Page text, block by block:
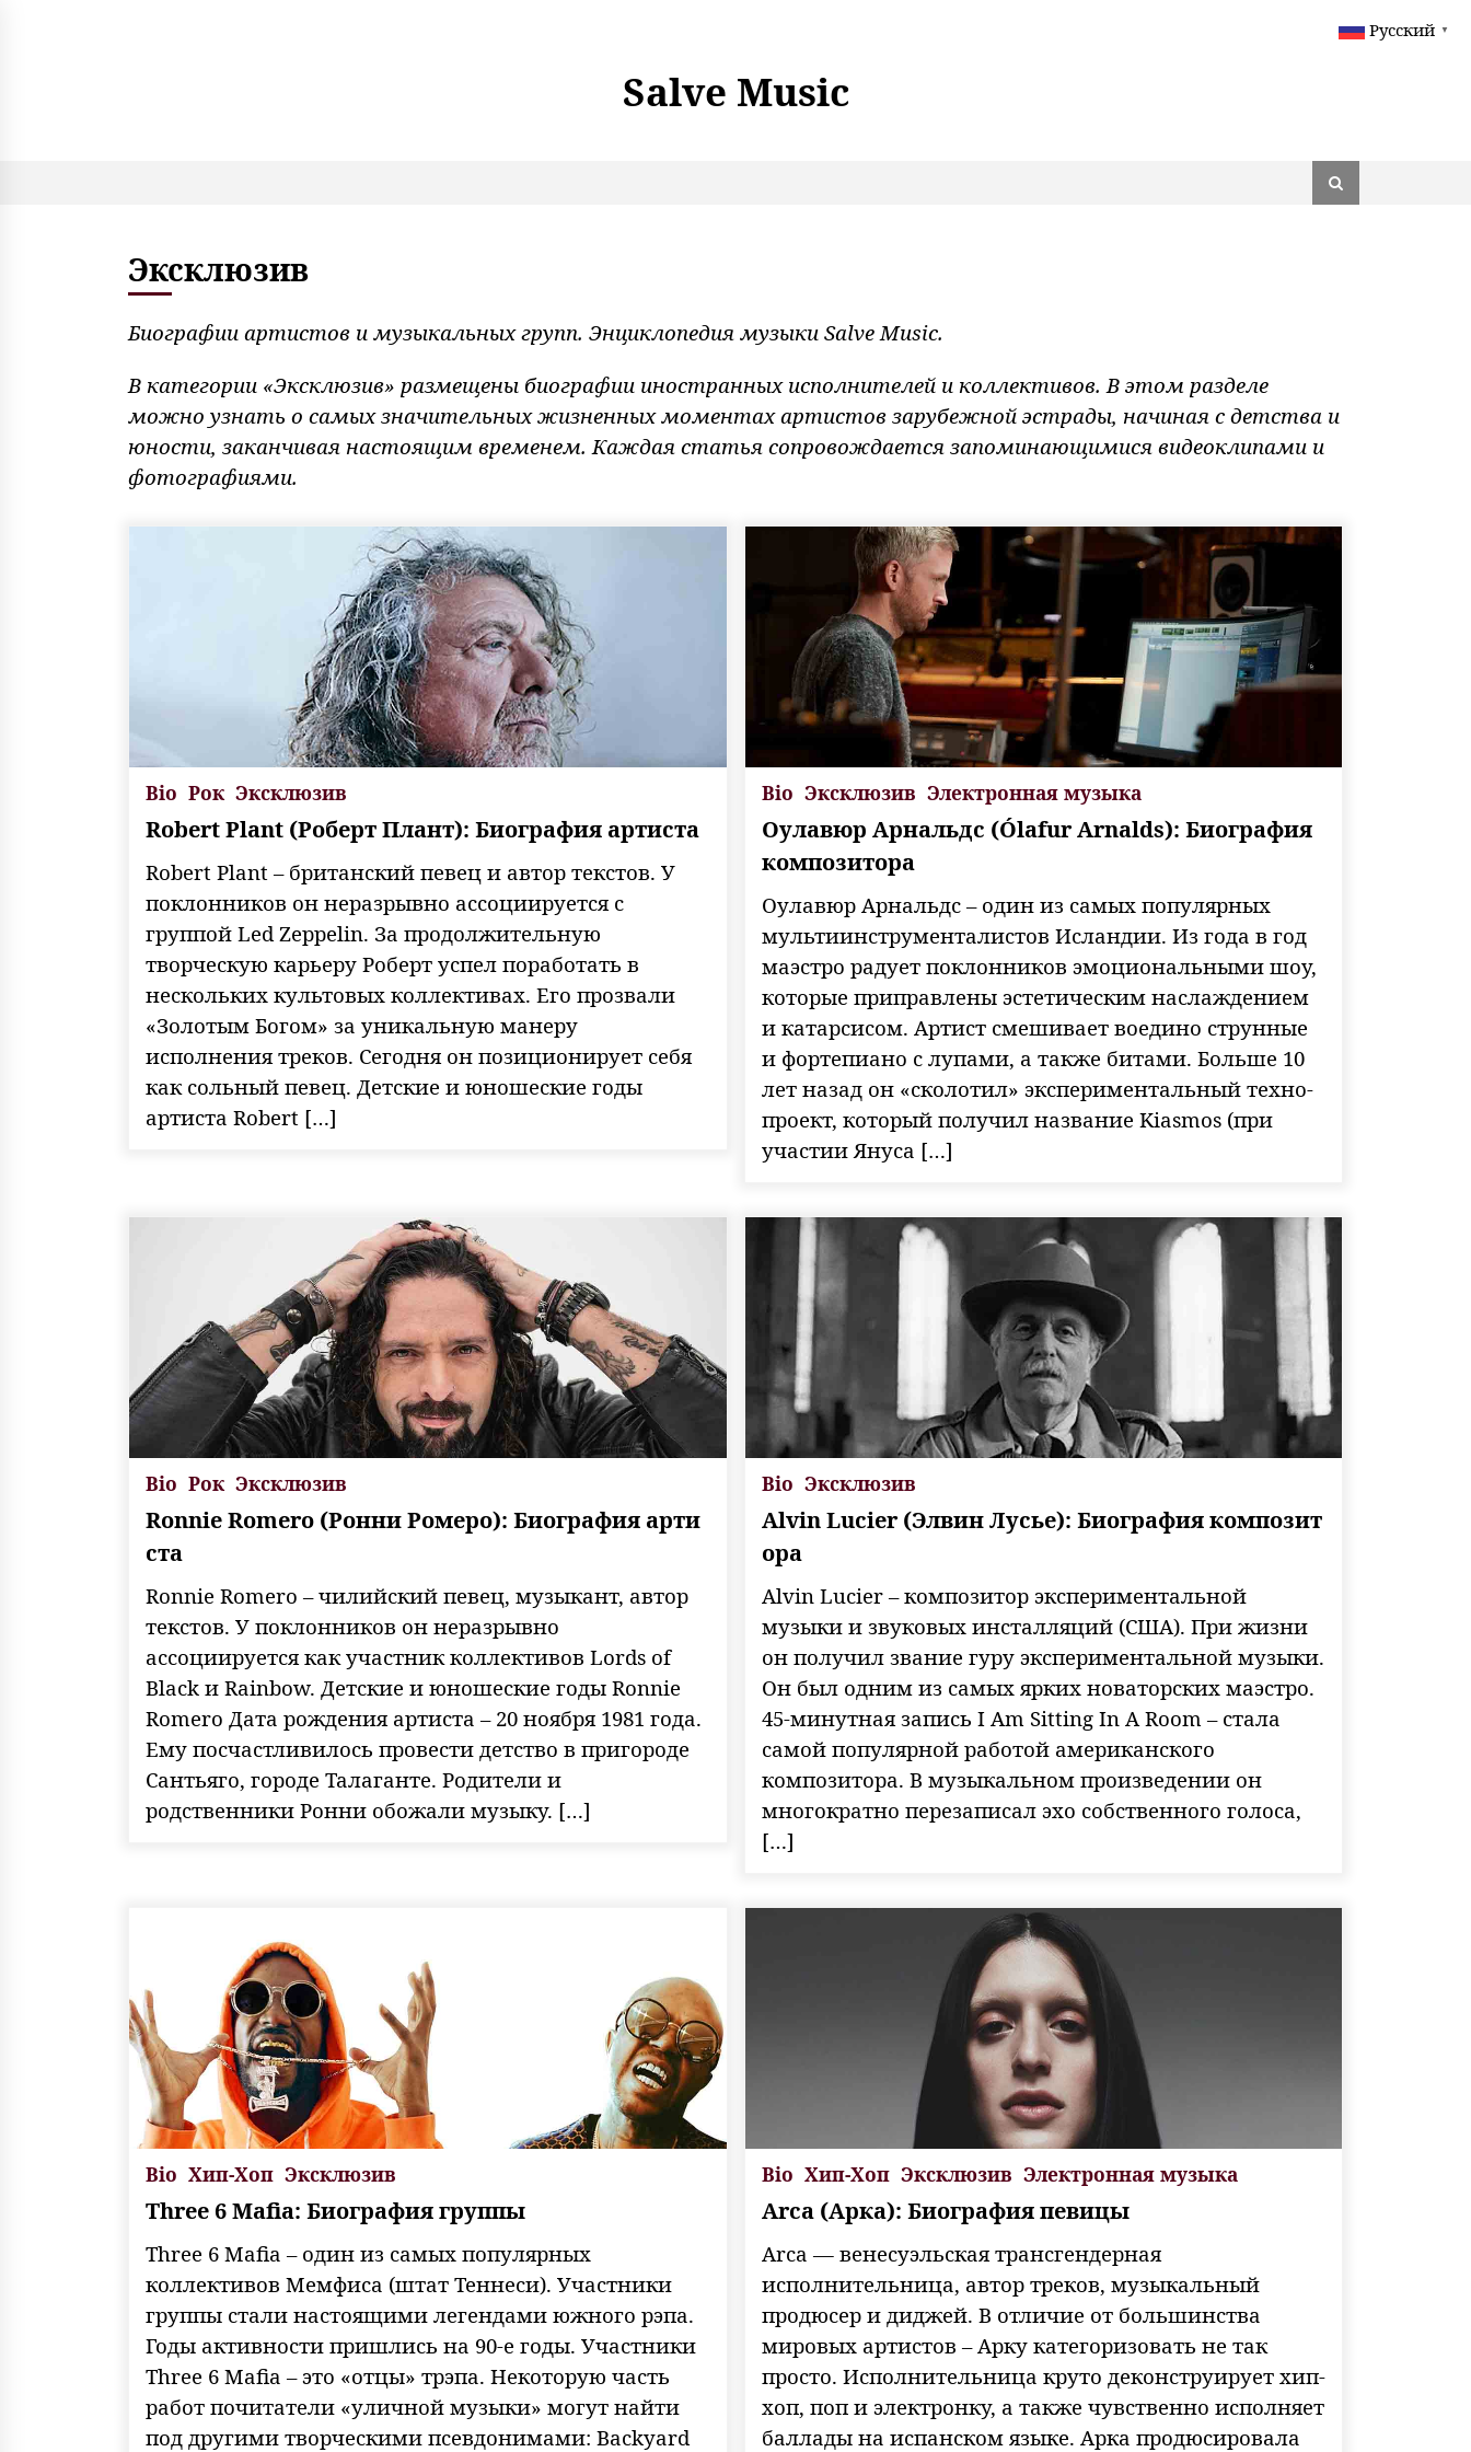
Salve Music
Эксклюзив
Биографии артистов и музыкальных групп. Энциклопедия музыки Salve Music.
В категории «Эксклюзив» размещены биографии иностранных исполнителей и коллективов. В этом разделе
можно узнать о самых значительных жизненных моментах артистов зарубежной эстрады, начиная с детства и
юности, заканчивая настоящим временем. Каждая статья сопровождается запоминающимися видеоклипами и
фотографиями.
Bio Рок Эксклюзив
Robert Plant (Роберт Плант): Биография артиста
Robert Plant – британский певец и автор текстов. У
поклонников он неразрывно ассоциируется с
группой Led Zeppelin. За продолжительную
творческую карьеру Роберт успел поработать в
нескольких культовых коллективах. Его прозвали
«Золотым Богом» за уникальную манеру
исполнения треков. Сегодня он позиционирует себя
как сольный певец. Детские и юношеские годы
артиста Robert […]
Bio Эксклюзив Электронная музыка
Оулавюр Арнальдс (Ólafur Arnalds): Биография
композитора
Оулавюр Арнальдс – один из самых популярных
мультиинструменталистов Исландии. Из года в год
маэстро радует поклонников эмоциональными шоу,
которые приправлены эстетическим наслаждением
и катарсисом. Артист смешивает воедино струнные
и фортепиано с лупами, а также битами. Больше 10
лет назад он «сколотил» экспериментальный техно-
проект, который получил название Kiasmos (при
участии Януса […]
Bio Рок Эксклюзив
Ronnie Romero (Ронни Ромеро): Биография арти
ста
Ronnie Romero – чилийский певец, музыкант, автор
текстов. У поклонников он неразрывно
ассоциируется как участник коллективов Lords of
Black и Rainbow. Детские и юношеские годы Ronnie
Romero Дата рождения артиста – 20 ноября 1981 года.
Ему посчастливилось провести детство в пригороде
Сантьяго, городе Талаганте. Родители и
родственники Ронни обожали музыку. […]
Bio Эксклюзив
Alvin Lucier (Элвин Лусье): Биография композит
ора
Alvin Lucier – композитор экспериментальной
музыки и звуковых инсталляций (США). При жизни
он получил звание гуру экспериментальной музыки.
Он был одним из самых ярких новаторских маэстро.
45-минутная запись I Am Sitting In A Room – стала
самой популярной работой американского
композитора. В музыкальном произведении он
многократно перезаписал эхо собственного голоса,
[…]
Bio Хип-Хоп Эксклюзив
Three 6 Mafia: Биография группы
Three 6 Mafia – один из самых популярных
коллективов Мемфиса (штат Теннеси). Участники
группы стали настоящими легендами южного рэпа.
Годы активности пришлись на 90-е годы. Участники
Three 6 Mafia – это «отцы» трэпа. Некоторую часть
работ почитатели «уличной музыки» могут найти
под другими творческими псевдонимами: Backyard
Bio Хип-Хоп Эксклюзив Электронная музыка
Arca (Арка): Биография певицы
Arca — венесуэльская трансгендерная
исполнительница, автор треков, музыкальный
продюсер и диджей. В отличие от большинства
мировых артистов – Арку категоризовать не так
просто. Исполнительница круто деконструирует хип-
хоп, поп и электронку, а также чувственно исполняет
баллады на испанском языке. Арка продюсировала
Русский ▼